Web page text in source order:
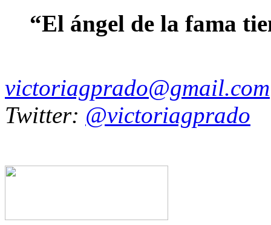
“El ángel de la fama
victoriagprado@gmail.com
Twitter: @victoriagprado